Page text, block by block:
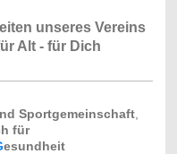
unseres Vereins
Alt - für Dich
Sportgemeinschaft,
für
esundheit